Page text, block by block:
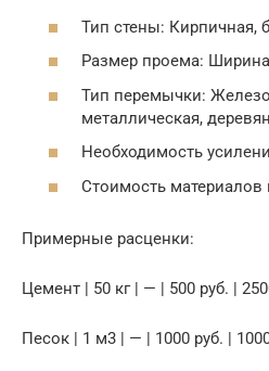
Тип стены: Кирпичная,
Размер проема:
Тип перемычки:
металлическая,
Необходимость
Стоимость материалов
Примерные расценки:
Цемент | 50 кг | — | 500 руб. |
Песок | 1 м3 | — | 1000 руб. |